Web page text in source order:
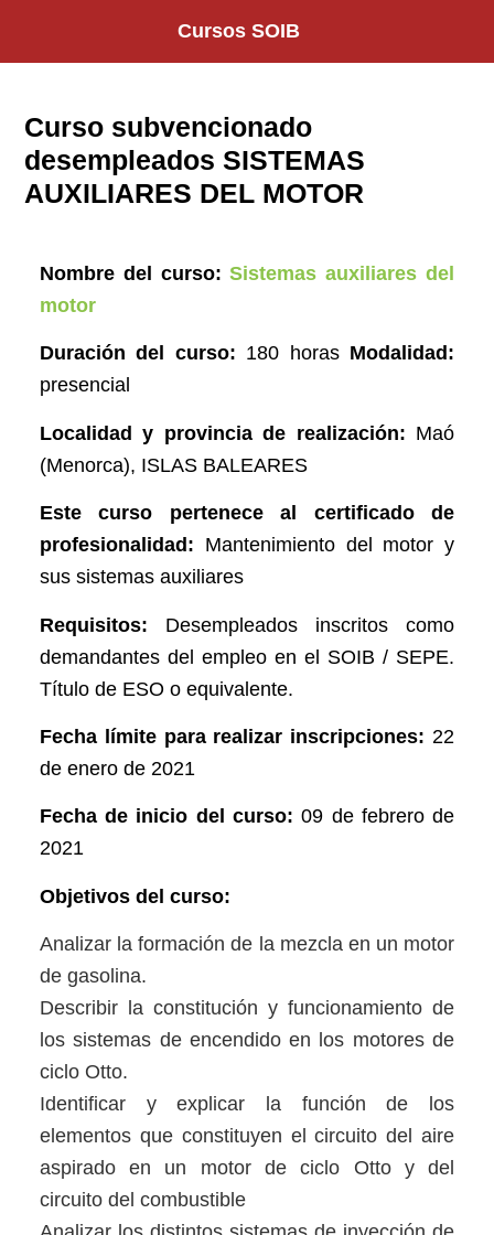
Cursos SOIB
Curso subvencionado
desempleados SISTEMAS
AUXILIARES DEL MOTOR
Nombre del curso: Sistemas auxiliares del
motor
Duración del curso: 180 horas Modalidad:
presencial
Localidad y provincia de realización: Maó
(Menorca), ISLAS BALEARES
Este curso pertenece al certificado de
profesionalidad: Mantenimiento del motor y
sus sistemas auxiliares
Requisitos: Desempleados inscritos como
demandantes del empleo en el SOIB / SEPE.
Título de ESO o equivalente.
Fecha límite para realizar inscripciones: 22
de enero de 2021
Fecha de inicio del curso: 09 de febrero de
2021
Objetivos del curso:
Analizar la formación de la mezcla en un motor
de gasolina.
Describir la constitución y funcionamiento de
los sistemas de encendido en los motores de
ciclo Otto.
Identificar y explicar la función de los
elementos que constituyen el circuito del aire
aspirado en un motor de ciclo Otto y del
circuito del combustible